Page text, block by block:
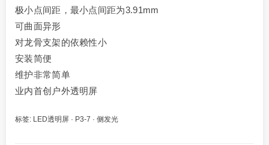
极小点间距，最小点间距为3.91mm
可曲面异形
对龙骨支架的依赖性小
安装简便
维护非常简单
业内首创户外透明屏
标签: LED透明屏 · P3-7 · 侧发光